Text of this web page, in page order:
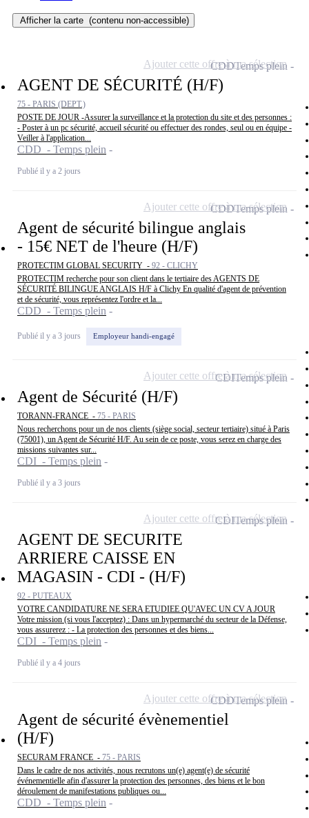
Afficher la carte (contenu non-accessible)
AGENT DE SÉCURITÉ (H/F)
75 - PARIS (DEPT.)
POSTE DE JOUR -Assurer la surveillance et la protection du site et des personnes :
- Poster à un pc sécurité, accueil sécurité ou effectuer des rondes, seul ou en équipe -
Veiller à l'application...
CDD - Temps plein
Publié il y a 2 jours
CDDTemps plein
Ajouter cette offre à ma sélection
Agent de sécurité bilingue anglais
- 15€ NET de l'heure (H/F)
PROTECTIM GLOBAL SECURITY - 92 - CLICHY
PROTECTIM recherche pour son client dans le tertiaire des AGENTS DE
SÉCURITÉ BILINGUE ANGLAIS H/F à Clichy En qualité d'agent de prévention
et de sécurité, vous représentez l'ordre et la...
CDD - Temps plein
Publié il y a 3 jours Employeur handi-engagé
CDDTemps plein
Ajouter cette offre à ma sélection
Agent de Sécurité (H/F)
TORANN-FRANCE - 75 - PARIS
Nous recherchons pour un de nos clients (siège social, secteur tertiaire) situé à Paris
(75001), un Agent de Sécurité H/F. Au sein de ce poste, vous serez en charge des
missions suivantes sur...
CDI - Temps plein
Publié il y a 3 jours
CDITemps plein
Ajouter cette offre à ma sélection
AGENT DE SECURITE
ARRIERE CAISSE EN
MAGASIN - CDI - (H/F)
92 - PUTEAUX
VOTRE CANDIDATURE NE SERA ETUDIEE QU'AVEC UN CV A JOUR
Votre mission (si vous l'acceptez) : Dans un hypermarché du secteur de la Défense,
vous assurerez : - La protection des personnes et des biens...
CDI - Temps plein
Publié il y a 4 jours
CDITemps plein
Ajouter cette offre à ma sélection
Agent de sécurité évènementiel
(H/F)
SECURAM FRANCE - 75 - PARIS
Dans le cadre de nos activités, nous recrutons un(e) agent(e) de sécurité
événementielle afin d'assurer la protection des personnes, des biens et le bon
déroulement de manifestations publiques ou...
CDD - Temps plein
CDDTemps plein
Ajouter cette offre à ma sélection